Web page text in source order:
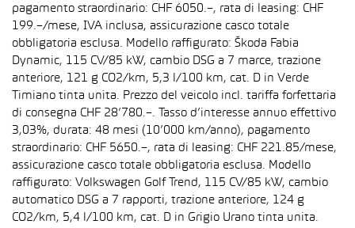
pagamento straordinario: CHF 6050.–, rata di leasing: CHF
199.–/mese, IVA inclusa, assicurazione casco totale
obbligatoria esclusa. Modello raffigurato: Škoda Fabia
Dynamic, 115 CV/85 kW, cambio DSG a 7 marce, trazione
anteriore, 121 g CO2/km, 5,3 l/100 km, cat. D in Verde
Timiano tinta unita. Prezzo del veicolo incl. tariffa forfettaria
di consegna CHF 28’780.–. Tasso d’interesse annuo effettivo
3,03%, durata: 48 mesi (10’000 km/anno), pagamento
straordinario: CHF 5650.–, rata di leasing: CHF 221.85/mese,
assicurazione casco totale obbligatoria esclusa. Modello
raffigurato: Volkswagen Golf Trend, 115 CV/85 kW, cambio
automatico DSG a 7 rapporti, trazione anteriore, 124 g
CO2/km, 5,4 l/100 km, cat. D in Grigio Urano tinta unita.